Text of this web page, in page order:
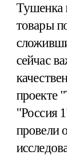
Тушенка
товары
сейчас
проекте
"Россия
провели